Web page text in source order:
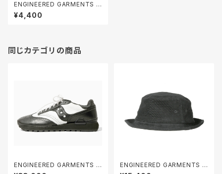
ENGINEERED GARMENTS P
rinted Bandana
¥4,400
同じカテゴリの商品
ENGINEERED GARMENTS S
hadow Original Wingtip ( E
ENGINEERED GARMENTS P
orkpie Hat - 14W Corduroy